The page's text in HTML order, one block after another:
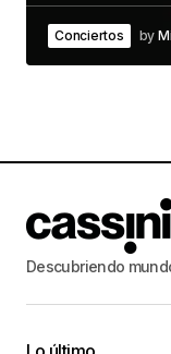
Conciertos by
Descubriendo